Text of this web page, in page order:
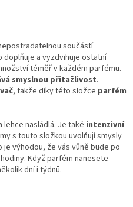
součástí
doplňuje a vyzdvihuje ostatní
téměř v každém parfému.
smyslnou přitažlivost.
, takže díky této složce parfém
lehce nasládlá. Je také intenzivní
s touto složkou uvolňují smysly
je výhodou, že vás vůně bude po
Když parfém nanesete
dní i týdnů.